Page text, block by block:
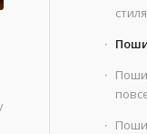
стиля